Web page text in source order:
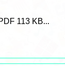
113 KB...